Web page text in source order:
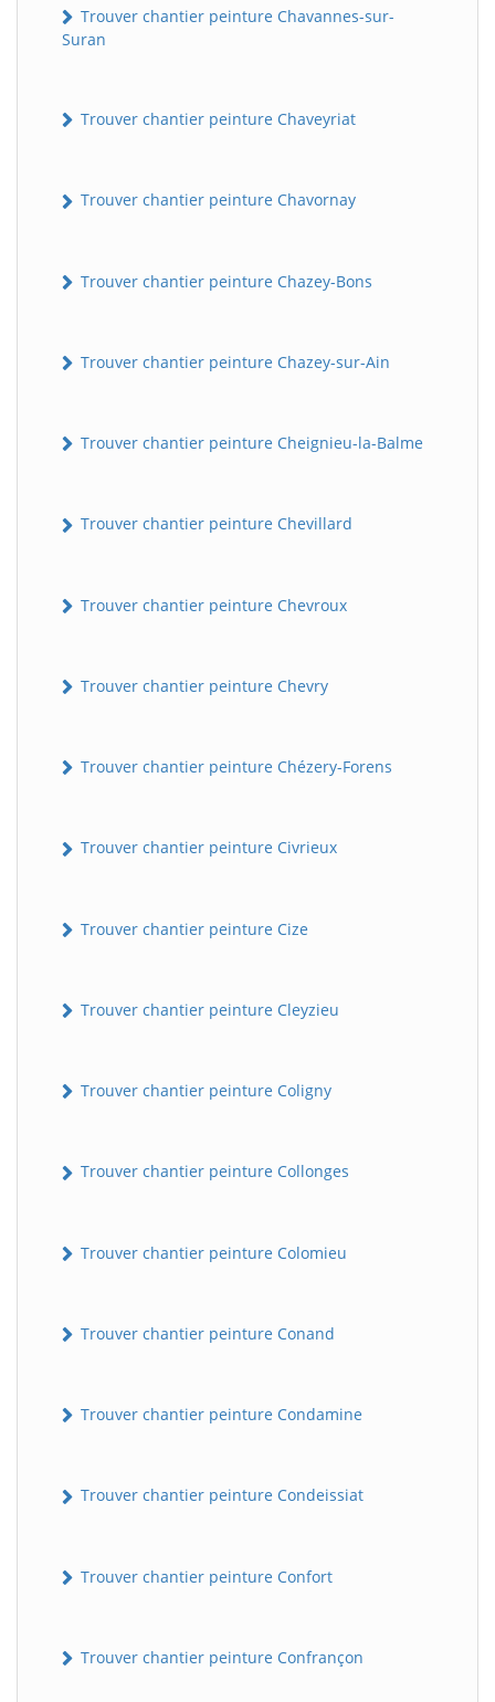
Trouver chantier peinture Chavannes-sur-
Suran
Trouver chantier peinture Chaveyriat
Trouver chantier peinture Chavornay
Trouver chantier peinture Chazey-Bons
Trouver chantier peinture Chazey-sur-Ain
Trouver chantier peinture Cheignieu-la-Balme
Trouver chantier peinture Chevillard
Trouver chantier peinture Chevroux
Trouver chantier peinture Chevry
Trouver chantier peinture Chézery-Forens
Trouver chantier peinture Civrieux
Trouver chantier peinture Cize
Trouver chantier peinture Cleyzieu
Trouver chantier peinture Coligny
Trouver chantier peinture Collonges
Trouver chantier peinture Colomieu
Trouver chantier peinture Conand
Trouver chantier peinture Condamine
Trouver chantier peinture Condeissiat
Trouver chantier peinture Confort
Trouver chantier peinture Confrançon
Assistant en ligne